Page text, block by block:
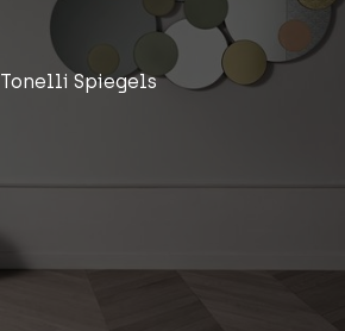
Tonelli Spiegels